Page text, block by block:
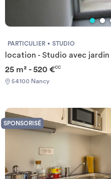
électrique, four micro-ondes,
douche et WC d’une pièce à vivre avec lit gigogne, table, chaises,
PARTICULIER STUDIO
location - Studio avec
25 m² - 520 €CC
54100 Nancy
SPONSORISÉ